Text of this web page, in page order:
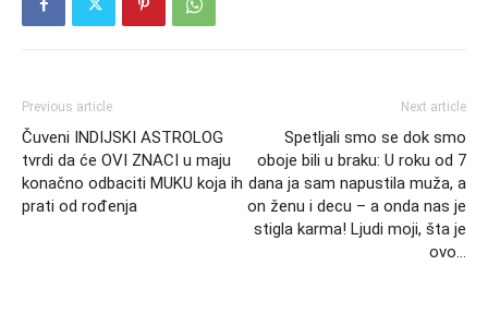
Previous article
Čuveni INDIJSKI ASTROLOG
tvrdi da će OVI ZNACI u maju
konačno odbaciti MUKU koja ih
prati od rođenja
Next article
Spetljali smo se dok smo
oboje bili u braku: U roku od 7
dana ja sam napustila muža, a
on ženu i decu – a onda nas je
stigla karma! Ljudi moji, šta je
ovo…